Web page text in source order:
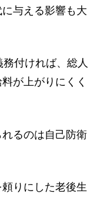
与える影響も大
務付ければ、総人
が上がりにくく
るのは自己防衛
りにした老後生